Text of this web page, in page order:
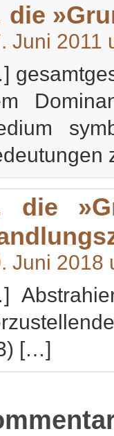
Juni 2011
die
Juni 2018
[…]